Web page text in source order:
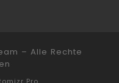
– Alle Rechte